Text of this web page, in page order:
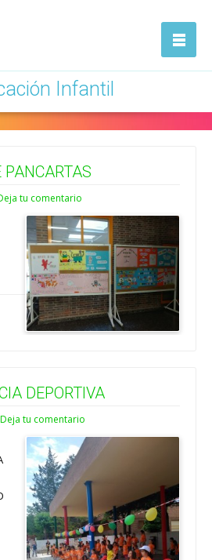
navegación
Infantil
PANCARTAS
tu comentario
DEPORTIVA
Deja tu comentario